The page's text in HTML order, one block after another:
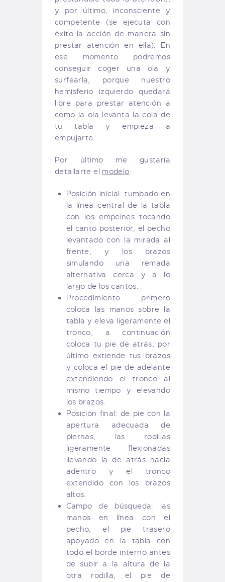
y por último, inconsciente y
competente (se ejecuta con
éxito la acción de manera sin
prestar atención en ella). En
ese momento podremos
conseguir coger una ola y
surfearla, porque nuestro
hemisferio izquierdo quedará
libre para prestar atención a
como la ola levanta la cola de
tu tabla y empieza a
empujarte.
Por último me gustaría
detallarte el modelo:
Posición inicial: tumbado en
la línea central de la tabla
con los empeines tocando
el canto posterior, el pecho
levantado con la mirada al
frente, y los brazos
simulando una remada
alternativa cerca y a lo
largo de los cantos.
Procedimiento: primero
coloca las manos sobre la
tabla y eleva ligeramente el
tronco, a continuación
coloca tu pie de atrás, por
último extiende tus brazos
y coloca el pie de adelante
extendiendo el tronco al
mismo tiempo y elevando
los brazos.
Posición final: de pie con la
apertura adecuada de
piernas, las rodillas
ligeramente flexionadas
llevando la de atrás hacia
adentro y el tronco
extendido con los brazos
altos.
Campo de búsqueda: las
manos en línea con el
pecho, el pie trasero
apoyado en la tabla con
todo el borde interno antes
de subir a la altura de la
otra rodilla, el pie de